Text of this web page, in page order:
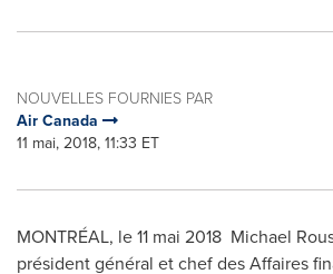
NOUVELLES FOURNIES PAR
Air Canada
11 mai, 2018, 11:33 ET
MONTRÉAL, le 11 mai 2018 Michael
président général et chef des Affaires